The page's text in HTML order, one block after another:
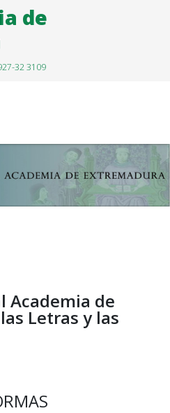
de
32 3109
Academia de
Letras y las